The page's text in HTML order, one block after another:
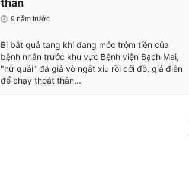
thân
9 năm trước
Bị bắt quả tang khi đang móc trộm tiền của
bệnh nhân trước khu vực Bệnh viện Bạch Mai,
"nữ quái" đã giả vờ ngất xỉu rồi cởi đồ, giả điên
để chạy thoát thân...